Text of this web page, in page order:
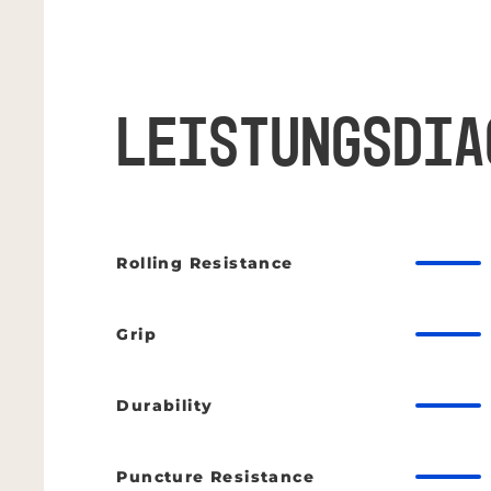
Rolling Resistance
Grip
Durability
Puncture Resistance